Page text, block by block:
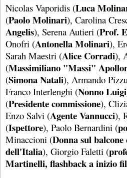
Nicolas Vaporidis (Luca
(Paolo Molinari), Carolina
Angelis), Serena Autieri (Prof.
Onofri (Antonella Molinari),
Sarah Maestri (Alice Corradi),
(Massimiliano "Massi"
(Simona Natali), Armando
Franco Interlenghi (Nonno Luigi
(Presidente commissione),
Enzo Salvi (Agente Vannucci),
(Ispettore), Paolo Bernardini (
Minaccioni (Donna sul
dell'Italia), Giorgio Faletti (
Martinelli, flashback a inizio